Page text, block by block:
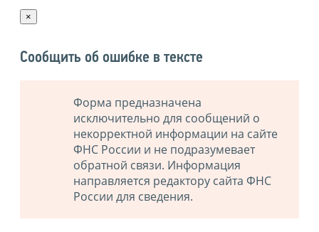
×
Сообщить об ошибке в тексте
Форма предназначена
исключительно для сообщений о
некорректной информации на сайте
ФНС России и не подразумевает
обратной связи. Информация
направляется редактору сайта ФНС
России для сведения.